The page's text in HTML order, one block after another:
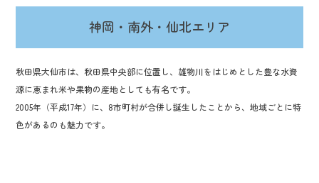
神岡・南外・仙北エリア
秋田県大仙市は、秋田県中央部に位置し、雄物川をはじめとした豊な水資
源に恵まれ米や果物の産地としても有名です。
2005年（平成17年）に、8市町村が合併し誕生したことから、地域ごとに特
色があるのも魅力です。